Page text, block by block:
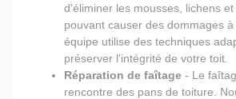
d'éliminer les mousses, lichens
pouvant causer des dommages
équipe utilise des techniques
préserver l'intégrité de votre toit.
Réparation de faîtage - Le
rencontre des pans de toiture.